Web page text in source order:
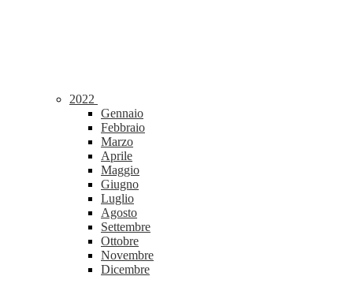
2022
Gennaio
Febbraio
Marzo
Aprile
Maggio
Giugno
Luglio
Agosto
Settembre
Ottobre
Novembre
Dicembre